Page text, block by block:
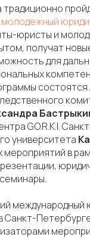
традиционно
юристы и
получат
для
состоятся
G.O.R.K.I.
университета
мероприятий в
международный
Санкт-